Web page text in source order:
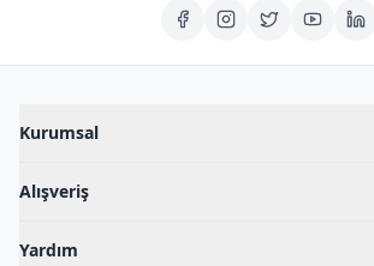
Kurumsal
Blog
İç Giyim Rehberi
Alışveriş
Yardım